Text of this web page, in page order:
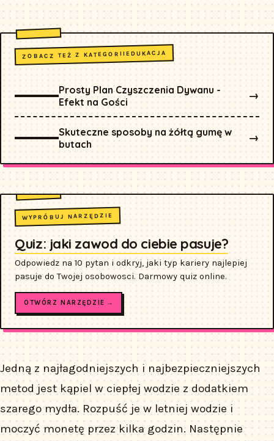
ZOBACZ TEŻ Z KATEGORIIEDUKACJA
Prosty Plan Czyszczenia Dywanu -
Efekt na Gości
→
Skuteczne sposoby na żółtą gumę w
butach
→
WYPRÓBUJ NARZĘDZIE
Quiz: jaki zawod do ciebie pasuje?
Odpowiedz na 10 pytan i odkryj, jaki typ kariery najlepiej
pasuje do Twojej osobowosci. Darmowy quiz online.
OTWÓRZ NARZĘDZIE →
Jedną z najłagodniejszych i najbezpieczniejszych
metod jest kąpiel w ciepłej wodzie z dodatkiem
szarego mydła. Rozpuść je w letniej wodzie i
moczyć monetę przez kilka godzin. Następnie